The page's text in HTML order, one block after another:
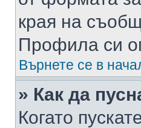
края на
Профила си
Върнете се в
» Как да
Когато